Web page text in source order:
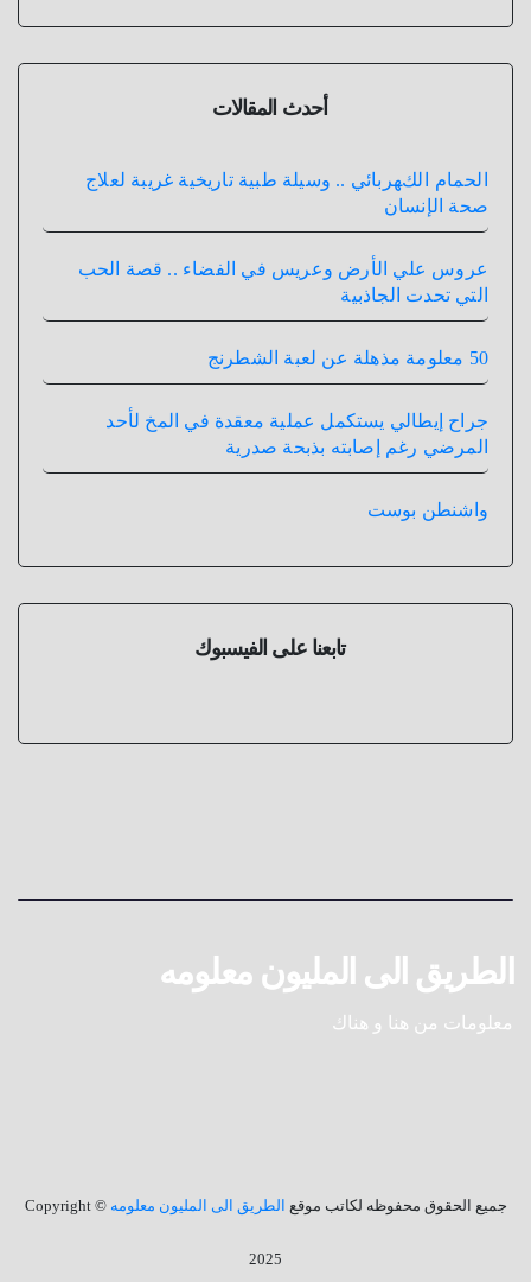
أحدث المقالات
الحمام الكهربائي .. وسيلة طبية تاريخية غريبة لعلاج
صحة الإنسان
عروس علي الأرض وعريس في الفضاء .. قصة الحب
التي تحدت الجاذبية
50 معلومة مذهلة عن لعبة الشطرنج
جراح إيطالي يستكمل عملية معقدة في المخ لأحد
المرضي رغم إصابته بذبحة صدرية
واشنطن بوست
تابعنا على الفيسبوك
الطريق الى المليون معلومه
معلومات من هنا و هناك
جميع الحقوق محفوظه لكاتب موقع الطريق الى المليون معلومه © Copyright
2025